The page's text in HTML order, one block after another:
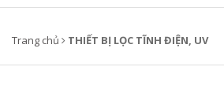
Trang chủ THIẾT BỊ LỌC TĨNH ĐIỆN, UV